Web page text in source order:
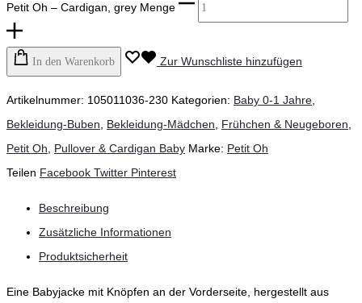
Petit Oh – Cardigan, grey Menge
In den Warenkorb Zur Wunschliste hinzufügen
Artikelnummer: 105011036-230 Kategorien: Baby 0-1 Jahre,
Bekleidung-Buben, Bekleidung-Mädchen, Frühchen & Neugeboren,
Petit Oh, Pullover & Cardigan Baby Marke: Petit Oh
Teilen Facebook Twitter Pinterest
Beschreibung
Zusätzliche Informationen
Produktsicherheit
Eine Babyjacke mit Knöpfen an der Vorderseite, hergestellt aus